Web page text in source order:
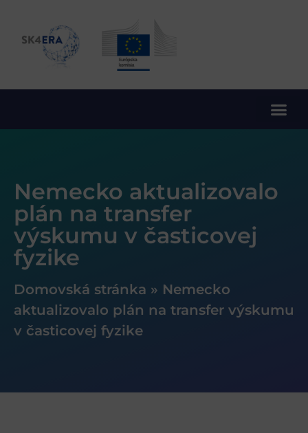
Nemecko aktualizovalo
plán na transfer
výskumu v časticovej
fyzike
Domovská stránka » Nemecko
aktualizovalo plán na transfer výskumu
v časticovej fyzike